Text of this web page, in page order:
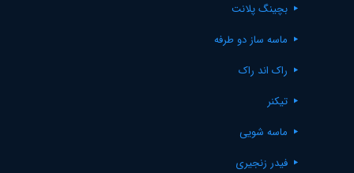
بچینگ پلانت
ماسه ساز دو طرفه
راک اند راک
تیکنر
ماسه شویی
فیدر زنجیری